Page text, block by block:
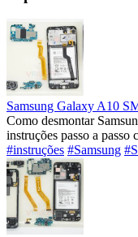
Samsung Galaxy A10
Como desmontar
instruções passo a passo
#instruções #Samsung